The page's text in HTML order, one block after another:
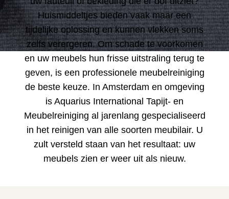
Huismiddeltjes bieden vaak maar een
tijdelijke oplossing en kunnen vlekken soms
zelfs verergeren. Om schade te voorkomen
en uw meubels hun frisse uitstraling terug te
geven, is een professionele meubelreiniging
de beste keuze. In Amsterdam en omgeving
is Aquarius International Tapijt- en
Meubelreiniging al jarenlang gespecialiseerd
in het reinigen van alle soorten meubilair. U
zult versteld staan van het resultaat: uw
meubels zien er weer uit als nieuw.